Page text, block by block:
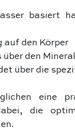
basiert
auf den Körper
über den
über die
eine
die